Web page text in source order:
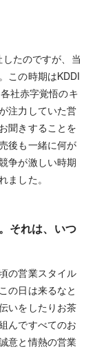
たのですが、当
この時期はKDDI
社赤字覚悟のキ
注力していた営
聞きすることを
後も一緒に何が
争が激しい時期
ました。
それは、いつ
の営業スタイル
の日は来るなと
いをしたりお茶
んですべてのお
意と情熱の営業